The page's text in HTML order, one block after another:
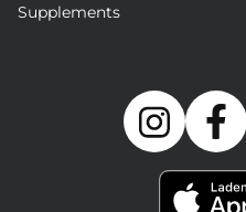
Supplements